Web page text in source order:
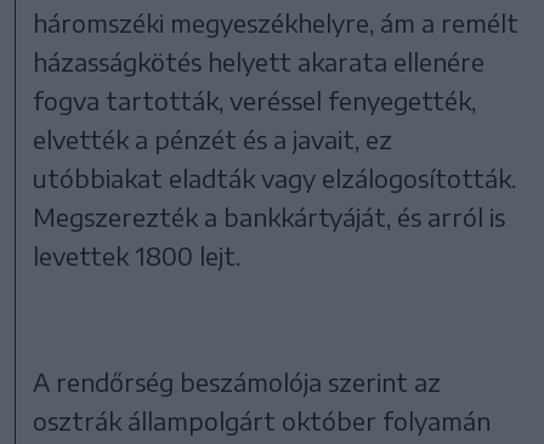
háromszéki megyeszékhelyre, ám a remélt
házasságkötés helyett akarata ellenére
fogva tartották, veréssel fenyegették,
elvették a pénzét és a javait, ez
utóbbiakat eladták vagy elzálogosították.
Megszerezték a bankkártyáját, és arról is
levettek 1800 lejt.
A rendőrség beszámolója szerint az
osztrák állampolgárt október folyamán